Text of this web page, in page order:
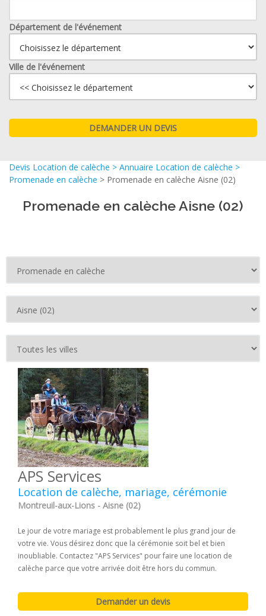
Département de l'événement
Ville de l'événement
Devis Location de calèche > Annuaire Location de calèche >
Promenade en calèche > Promenade en calèche Aisne (02)
Promenade en calèche Aisne (02)
APS Services
Location de calèche, mariage, cérémonie
Montreuil-aux-Lions - Aisne (02)
Le jour de votre mariage est probablement le plus grand jour de
votre vie. Vous désirez donc que la cérémonie soit bel et bien
inoubliable. Contactez "APS Services" pour faire une location de
calèche parce que votre arrivée doit être hors du commun.